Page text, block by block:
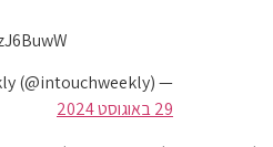
— In Touch Weekly (@intouchweekly)
29 באוגוסט 2024